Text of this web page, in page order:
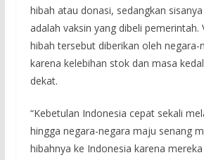
hibah atau donasi, sedangkan
adalah vaksin yang dibeli pemerintah.
hibah tersebut diberikan oleh negara-
karena kelebihan stok dan masa
dekat.
“Kebetulan Indonesia cepat sekali
hingga negara-negara maju senang
hibahnya ke Indonesia karena